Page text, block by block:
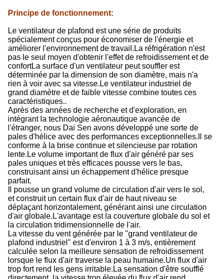
Principe de fonctionnement:
Le ventilateur de plafond est une série de produits
spécialement conçus pour économiser de l'énergie et
améliorer l'environnement de travail.La réfrigération n'est
pas le seul moyen d'obtenir l'effet de refroidissement et de
confortLa surface d'un ventilateur peut souffler est
déterminée par la dimension de son diamètre, mais n'a
rien à voir avec sa vitesse.Le ventilateur industriel de
grand diamètre et de faible vitesse combine toutes ces
caractéristiques..
Après des années de recherche et d'exploration, en
intégrant la technologie aéronautique avancée de
l'étranger, nous Dai Sen avons développé une sorte de
pales d'hélice avec des performances exceptionnelles.Il se
conforme à la brise continue et silencieuse par rotation
lente.Le volume important de flux d'air généré par ses
pales uniques et très efficaces pousse vers le bas,
construisant ainsi un échappement d'hélice presque
parfait.
Il pousse un grand volume de circulation d'air vers le sol,
et construit un certain flux d'air de haut niveau se
déplaçant horizontalement, générant ainsi une circulation
d'air globale.L'avantage est la couverture globale du sol et
la circulation tridimensionnelle de l'air.
La vitesse du vent générée par le "grand ventilateur de
plafond industriel" est d'environ 1 à 3 m/s, entièrement
calculée selon la meilleure sensation de refroidissement
lorsque le flux d'air traverse la peau humaine.Un flux d'air
trop fort rend les gens irritable.La sensation d'être soufflé